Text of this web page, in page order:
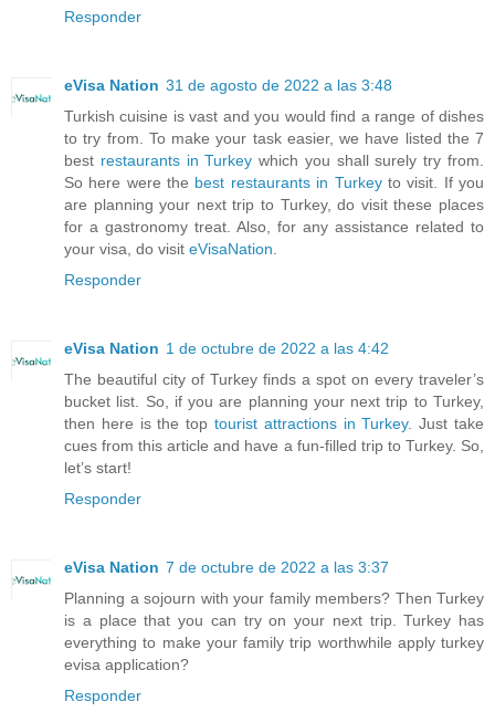
Responder
eVisa Nation 31 de agosto de 2022 a las 3:48
Turkish cuisine is vast and you would find a range of dishes
to try from. To make your task easier, we have listed the 7
best restaurants in Turkey which you shall surely try from.
So here were the best restaurants in Turkeyto visit. If you
are planning your next trip to Turkey, do visit these places
for a gastronomy treat. Also, for any assistance related to
your visa, do visit eVisaNation
Responder
eVisa Nation 1 de octubre de 2022 a las 4:42
The beautiful city of Turkey finds a spot on every traveler’s
bucket list. So, if you are planning your next trip to Turkey,
then here is the top tourist attractions in Turkey. Just take
cues from this article and have a fun-filled trip to Turkey. So,
let’s start!
Responder
eVisa Nation 7 de octubre de 2022 a las 3:37
Planning a sojourn with your family members? Then Turkey
is a place that you can try on your next trip. Turkey has
everything to make your family trip worthwhile apply turkey
evisa application?
Responder